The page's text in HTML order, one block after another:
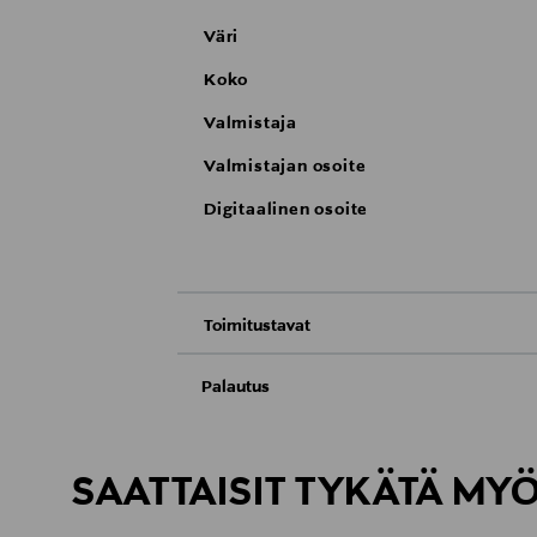
Väri
Koko
Valmistaja
Valmistajan osoite
Digitaalinen osoite
Toimitustavat
Kotiinkuljetus
Palautus
LUE TARKEMMAT PALAUTUSOHJEET
SAATTAISIT TYKÄTÄ